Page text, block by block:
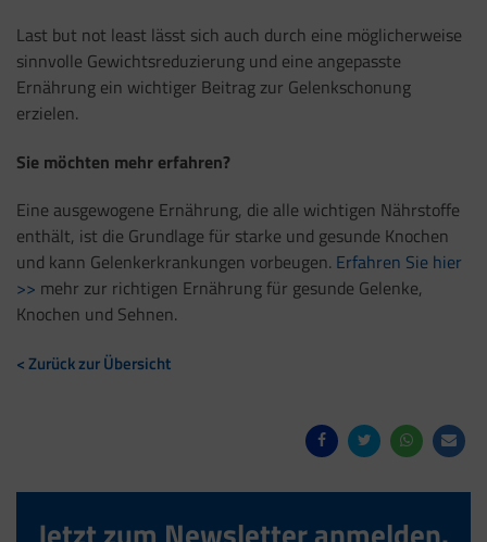
Last but not least lässt sich auch durch eine möglicherweise
sinnvolle Gewichtsreduzierung und eine angepasste
Ernährung ein wichtiger Beitrag zur Gelenkschonung
erzielen.
Sie möchten mehr erfahren?
Eine ausgewogene Ernährung, die alle wichtigen Nährstoffe
enthält, ist die Grundlage für starke und gesunde Knochen
und kann Gelenkerkrankungen vorbeugen. Erfahren Sie hier
>> mehr zur richtigen Ernährung für gesunde Gelenke,
Knochen und Sehnen.
< Zurück zur Übersicht